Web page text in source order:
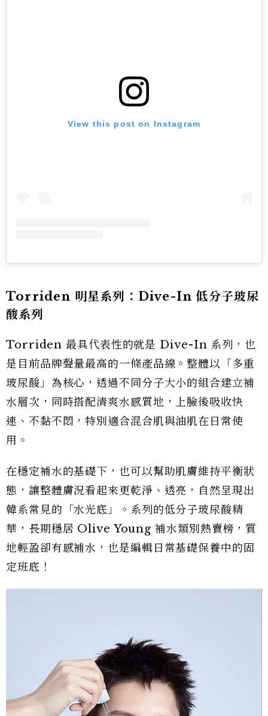
View this post on Instagram
Torriden 明星系列：Dive-In 低分子玻尿
酸系列
Torriden 最具代表性的就是 Dive-In 系列，也
是目前品牌聲量最高的一條產品線。整體以「多重
玻尿酸」為核心，透過不同分子大小的組合建立補
水層次，同時搭配清爽水感質地，上臉後吸收快
速、不黏不悶，特別適合混合肌與油肌在日常使
用。
在穩定補水的基礎下，也可以幫助肌膚維持平衡狀
態，讓整體膚況看起來更乾淨、透亮，自然呈現出
韓系常見的「水光底」。系列的低分子玻尿酸精
華，長期穩居 Olive Young 補水類別熱賣榜，質
地輕盈卻有感補水，也是編輯日常基礎保養中的固
定班底！